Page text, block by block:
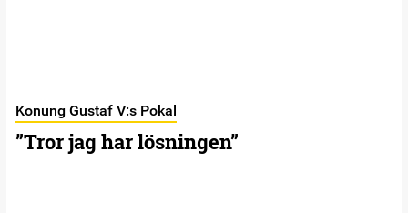
Konung Gustaf V:s Pokal
”Tror jag har lösningen”